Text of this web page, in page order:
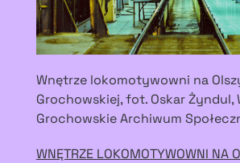
Wnętrze lokomotywowni na
Grochowskiej, fot. Oskar Żyndul,
Grochowskie Archiwum
WNĘTRZE LOKOMOTYWOWNI NA